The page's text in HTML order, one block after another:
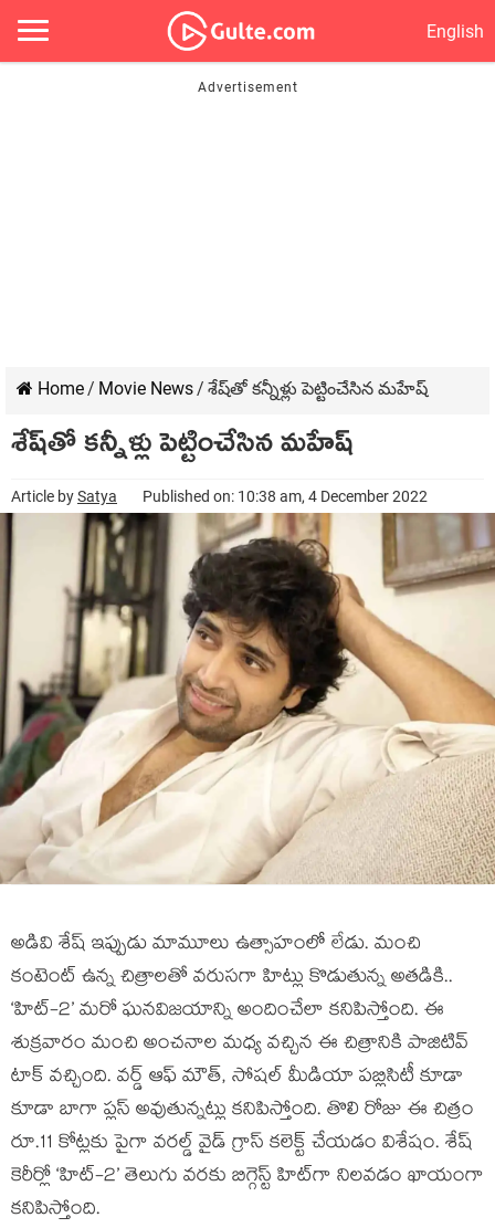
English
Home/ Movie News/ శేష్‌తో కన్నీళ్లు పెట్టించేసిన మహేష్
శేష్‌తో కన్నీళ్లు పెట్టించేసిన మహేష్
Article bySatya Published on: 10:38 am, 4 December 2022
అడివి శేష్ ఇప్పుడు మామూలు ఉత్సాహంలో లేడు. మంచి
కంటెంట్ ఉన్న చిత్రాలతో వరుసగా హిట్లు కొడుతున్న అతడికి..
‘హిట్-2’ మరో ఘనవిజయాన్ని అందించేలా కనిపిస్తోంది. ఈ
శుక్రవారం మంచి అంచనాల మధ్య వచ్చిన ఈ చిత్రానికి పాజిటివ్
టాక్ వచ్చింది. వర్డ్ ఆఫ్ మౌత్, సోషల్ మీడియా పబ్లిసిటీ కూడా
కూడా బాగా ప్లస్ అవుతున్నట్లు కనిపిస్తోంది. తొలి రోజు ఈ చిత్రం
రూ.11 కోట్లకు పైగా వరల్డ్ వైడ్ గ్రాస్ కలెక్ట్ చేయడం విశేషం. శేష్
కెరీర్లో ‘హిట్-2’ తెలుగు వరకు బిగ్గెస్ట్ హిట్‌‌గా నిలవడం ఖాయంగా
కనిపిస్తోంది.